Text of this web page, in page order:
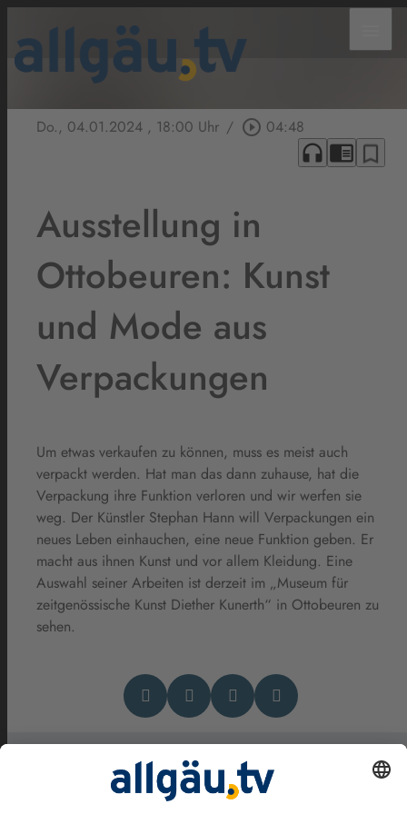
Do., 04.01.2024 , 18:00 Uhr / play_circle_outline 04:48
headphones chrome_reader_mode bookmark_border
Ausstellung in
Ottobeuren: Kunst
und Mode aus
Verpackungen
Um etwas verkaufen zu können, muss es meist auch
verpackt werden. Hat man das dann zuhause, hat die
Verpackung ihre Funktion verloren und wir werfen sie
weg. Der Künstler Stephan Hann will Verpackungen ein
neues Leben einhauchen, eine neue Funktion geben. Er
macht aus ihnen Kunst und vor allem Kleidung. Eine
Auswahl seiner Arbeiten ist derzeit im „Museum für
zeitgenössische Kunst Diether Kunerth“ in Ottobeuren zu
sehen.
Das könnte Dich auch